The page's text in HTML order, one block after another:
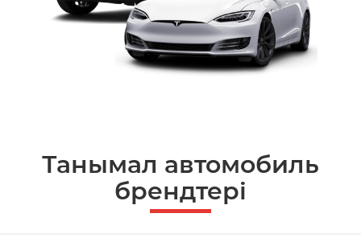
Танымал автомобиль
брендтері